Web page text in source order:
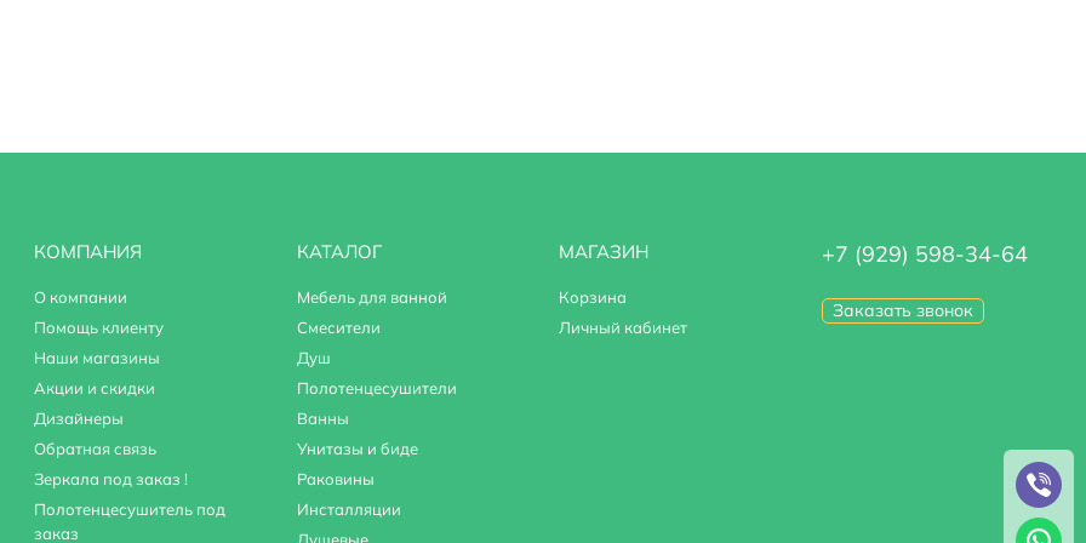
КОМПАНИЯ
О компании
Помощь клиенту
Наши магазины
Акции и скидки
Дизайнеры
Обратная связь
Зеркала под заказ !
Полотенцесушитель под
заказ
КАТАЛОГ
Мебель для ванной
Смесители
Душ
Полотенцесушители
Ванны
Унитазы и биде
Раковины
Инсталляции
МАГАЗИН
Корзина
Личный кабинет
+7 (929) 598-34-64
Заказать звонок